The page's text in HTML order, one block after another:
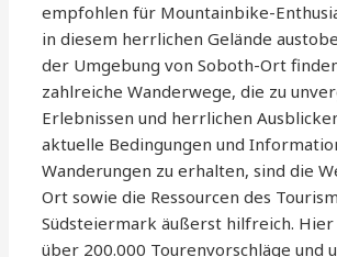
empfohlen für Mountainbike-
in diesem herrlichen Gelände
der Umgebung von Soboth-Ort
zahlreiche Wanderwege, die zu
Erlebnissen und herrlichen
aktuelle Bedingungen und
Wanderungen zu erhalten, sind die
Ort sowie die Ressourcen des
Südsteiermark äußerst hilfreich. Hier
über 200.000 Tourenvorschläge und